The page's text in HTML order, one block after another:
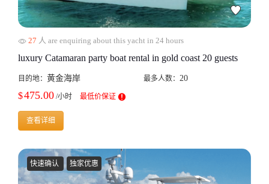
27 人 are enquiring about this yacht in 24 hours
luxury Catamaran party boat rental in gold coast 20 guests
目的地： 黄金海岸 最多人数： 20
$475.00 /小时 最低价保证
查看详细
快速确认 独家优惠